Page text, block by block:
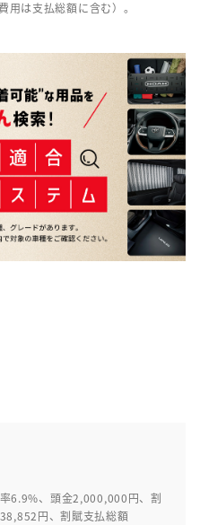
用は支払総額に含む）。
6.9%、頭金2,000,000円、割
円、割賦支払総額